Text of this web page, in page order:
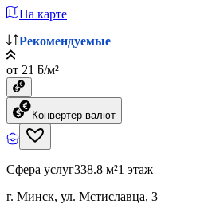
На карте
Рекомендуемые
от 21 ƃ/м²
Конвертер валют
Сфера услуг338.8 м²1 этаж
г. Минск, ул. Мстиславца, 3